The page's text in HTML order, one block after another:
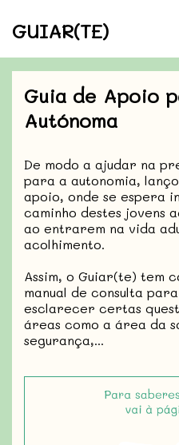
GUIAR(TE)
Guia de Apoio
Autónoma
De modo a ajudar na
para a autonomia,
apoio, onde se espera
caminho destes jovens
ao entrarem na vida
acolhimento.
Assim, o Guiar(te) tem
manual de consulta
esclarecer certas
áreas como a área da
segurança,...